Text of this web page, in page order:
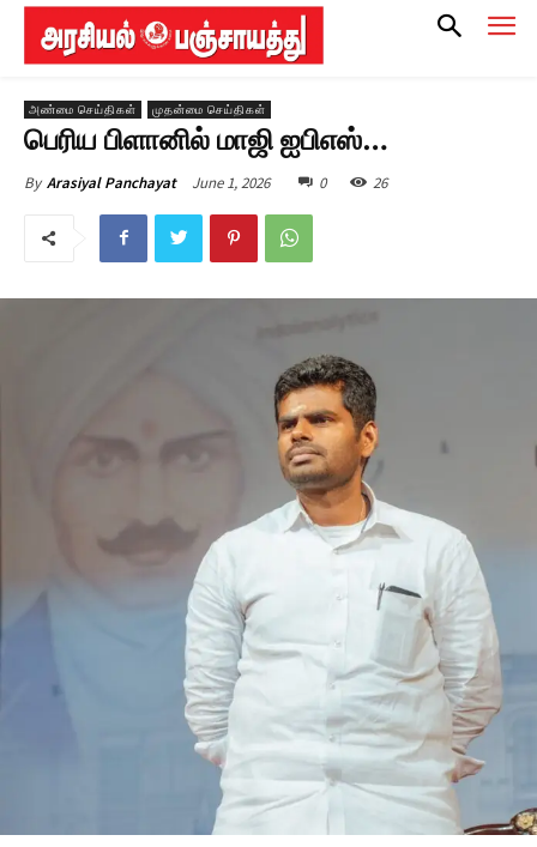
அண்மை செய்திகள் முதன்மை செய்திகள்
பெரிய பிளானில் மாஜி ஐபிஎஸ்…
By Arasiyal Panchayat June 1, 2026 0 26